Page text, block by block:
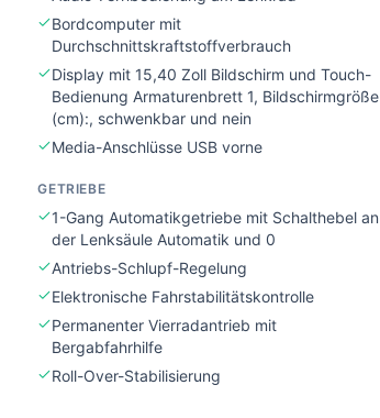
Bordcomputer mit
Durchschnittskraftstoffverbrauch
Display mit 15,40 Zoll Bildschirm und Touch-
Bedienung Armaturenbrett 1, Bildschirmgröße
(cm):, schwenkbar und nein
Media-Anschlüsse USB vorne
GETRIEBE
1-Gang Automatikgetriebe mit Schalthebel an
der Lenksäule Automatik und 0
Antriebs-Schlupf-Regelung
Elektronische Fahrstabilitätskontrolle
Permanenter Vierradantrieb mit
Bergabfahrhilfe
Roll-Over-Stabilisierung